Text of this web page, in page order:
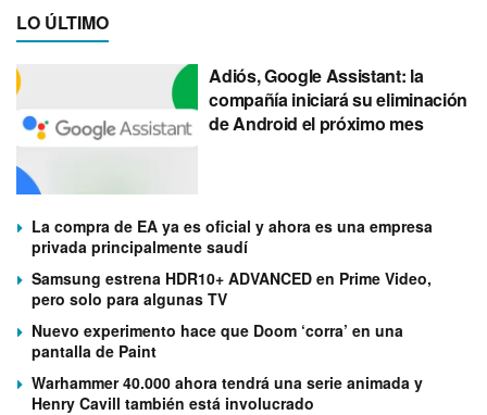
LO ÚLTIMO
Adiós, Google Assistant: la
compañía iniciará su eliminación
de Android el próximo mes
La compra de EA ya es oficial y ahora es una empresa
privada principalmente saudí
Samsung estrena HDR10+ ADVANCED en Prime Video,
pero solo para algunas TV
Nuevo experimento hace que Doom ‘corra’ en una
pantalla de Paint
Warhammer 40.000 ahora tendrá una serie animada y
Henry Cavill también está involucrado